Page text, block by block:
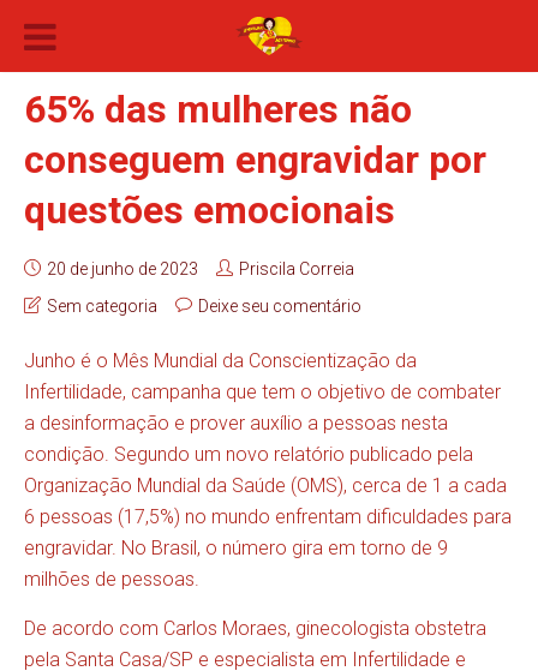
65% das mulheres não
conseguem engravidar por
questões emocionais
20 de junho de 2023
Priscila Correia
Sem categoria
Deixe seu comentário
Junho é o Mês Mundial da Conscientização da
Infertilidade, campanha que tem o objetivo de combater
a desinformação e prover auxílio a pessoas nesta
condição. Segundo um novo relatório publicado pela
Organização Mundial da Saúde (OMS), cerca de 1 a cada
6 pessoas (17,5%) no mundo enfrentam dificuldades para
engravidar. No Brasil, o número gira em torno de 9
milhões de pessoas.
De acordo com Carlos Moraes, ginecologista obstetra
pela Santa Casa/SP e especialista em Infertilidade e